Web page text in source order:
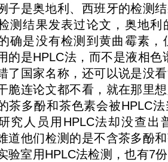
子是奥地利、西班牙的检测
测结果发表过论文，奥地利
确是没有检测到黄曲霉素，
的是HPLC法，而不是液相色
了国家名称，还可以说是没
脆连论文都不看，就在那里
茶多酚和茶色素会被HPLC
究人员用HPLC法却没查出
道他们检测的是不含茶多酚
验室用HPLC法检测，也有7